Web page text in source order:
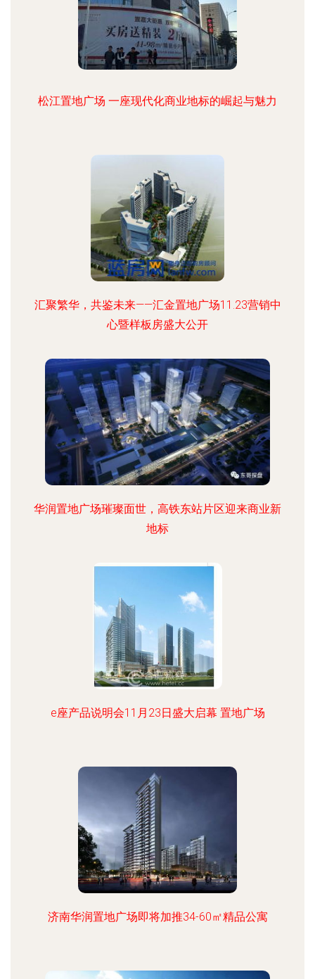
松江置地广场 一座现代化商业地标的崛起与魅力
汇聚繁华，共鉴未来——汇金置地广场11.23营销中
心暨样板房盛大公开
华润置地广场璀璨面世，高铁东站片区迎来商业新
地标
e座产品说明会11月23日盛大启幕 置地广场
济南华润置地广场即将加推34-60㎡精品公寓